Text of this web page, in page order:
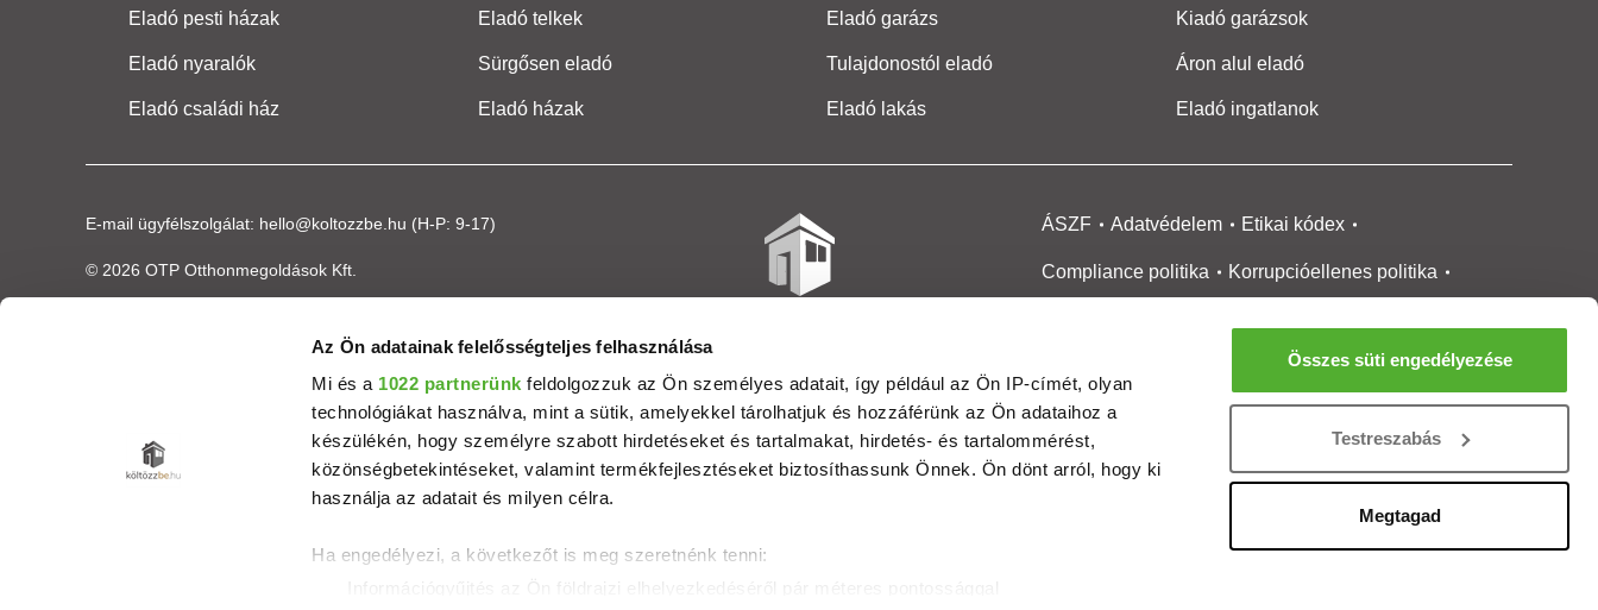
Az Ön adatainak felelősségteljes felhasználása
Mi és a 1022 partnerünk feldolgozzuk az Ön személyes adatait, így például az Ön IP-címét, olyan
technológiákat használva, mint a sütik, amelyekkel tárolhatjuk és hozzáférünk az Ön adataihoz a
készülékén, hogy személyre szabott hirdetéseket és tartalmakat, hirdetés- és tartalommérést,
közönségbetekintéseket, valamint termékfejlesztéseket biztosíthassunk Önnek. Ön dönt arról, hogy ki
használja az adatait és milyen célra.
Ha engedélyezi, a következőt is meg szeretnénk tenni:
Összes süti engedélyezése
Testreszabás
Megtagad
Eladó pesti házak Eladó telkek Eladó garázs Kiadó garázsok
Eladó nyaralók Sürgősen eladó Tulajdonostól eladó Áron alul eladó
Eladó családi ház Eladó házak Eladó lakás Eladó ingatlanok
E-mail ügyfélszolgálat: hello@koltozzbe.hu (H-P: 9-17)
© 2026 OTP Otthonmegoldások Kft.
ÁSZF Adatvédelem Etikai kódex
Compliance politika Korrupcióellenes politika
Médiaajánlat
Ingatlanközvetítőknek
Magánszemélyeknek
Új építésű lakások
Tartalommoderálási jelentés